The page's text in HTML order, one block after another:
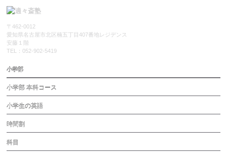
〒462-0012
愛知県名古屋市北区楠五丁目407番地レジデンス
安藤１階
TEL：052-902-5419
小学部
小学部 本科コース
小学生の英語
時間割
科目